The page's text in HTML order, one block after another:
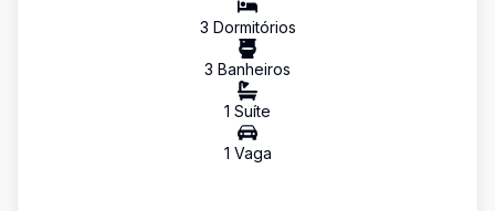
3 Dormitórios
3 Banheiros
1 Suíte
1 Vaga